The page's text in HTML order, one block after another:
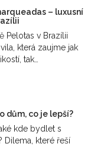
– luxusní
Pelotas v Brazílii
která zaujme jak
tak…
dům, co je lepší?
kde bydlet s
Dilema, které řeší